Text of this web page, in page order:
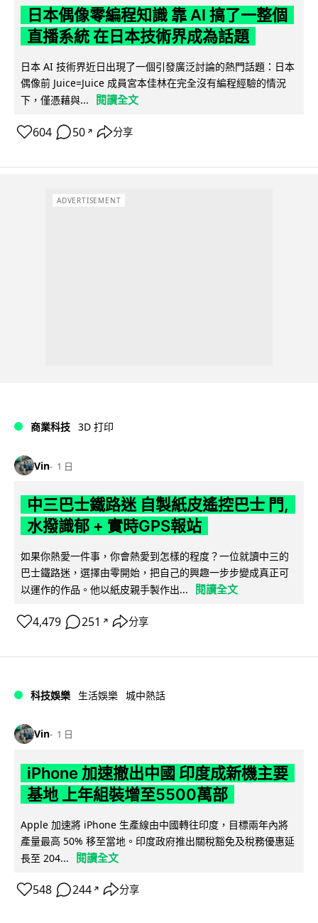
日本偶像零編程知識 靠 AI 搞了一整個
直播系統 在日本技術界成為話題
日本 AI 技術界近日出現了一個引發廣泛討論的熱門話題：日本
偶像前 Juice=Juice 成員宮本佳林在完全沒有編程經驗的情況
下，僅憑藉與...
閱讀全文
604 50 ↗ 分享
ADVERTISEMENT
商業科技 3D 打印
Vin 1 日
中三巴士鐵路迷 自製紙皮遙控巴士 門,
水撥識郁 + 實時GPS報站
如果你熱愛一件事，你會熱愛到怎樣的程度？一位就讀中三的
巴士鐵路迷，選擇由零開始，把自己的興趣一步步變成真正可
以運作的作品。他以紙皮親手製作出...
閱讀全文
4,479 251 ↗ 分享
科技娛樂 生活娛樂 城中熱話
Vin 1 日
iPhone 加速撤出中國 印度成新機主要
基地 上年組裝增至5500萬部
Apple 加速將 iPhone 生產線由中國轉往印度，目標兩年內將
產量最高 50% 移至當地。印度政府推出關稅豁免及稅務優惠延
長至 204...
閱讀全文
548 244 ↗ 分享